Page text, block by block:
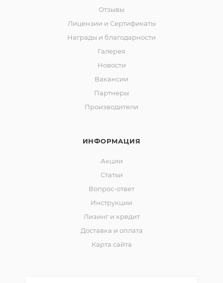
Отзывы
Лицензии и Сертификаты
Награды и благодарности
Галерея
Новости
Вакансии
Партнеры
Производители
ИНФОРМАЦИЯ
Акции
Статьи
Вопрос-ответ
Инструкции
Лизинг и кредит
Доставка и оплата
Карта сайта